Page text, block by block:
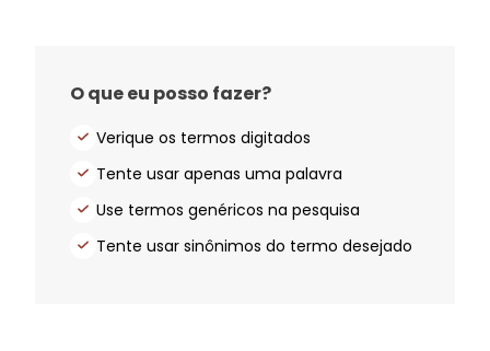
O que eu posso fazer?
Verique os termos digitados
Tente usar apenas uma palavra
Use termos genéricos na pesquisa
Tente usar sinônimos do termo desejado